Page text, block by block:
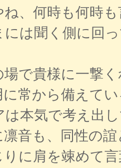
、何時も何時
には聞く側に回
で貴様に一撃
常から備えて
は本気で考え出
音も、同性の
りに肩を竦めて